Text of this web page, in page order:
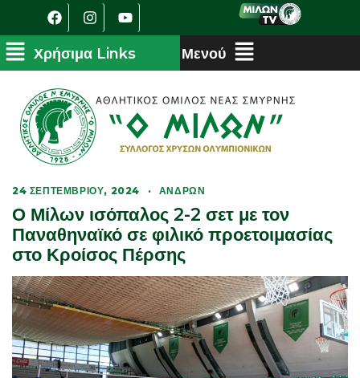
24 ΣΕΠΤΕΜΒΡΊΟΥ, 2024 · ΑΝΔΡΏΝ
Ο Μίλων ισόπαλος 2-2 σετ με τον
Παναθηναϊκό σε φιλικό προετοιμασίας
στο Κροίσος Πέρσης